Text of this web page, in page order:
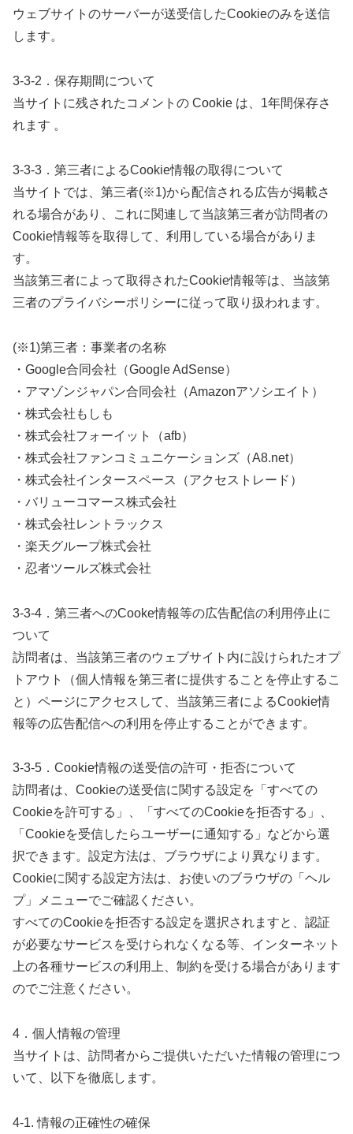
ウェブサイトのサーバーが送受信したCookieのみを送信
します。
3-3-2．保存期間について
当サイトに残されたコメントの Cookie は、1年間保存さ
れます 。
3-3-3．第三者によるCookie情報の取得について
当サイトでは、第三者(※1)から配信される広告が掲載さ
れる場合があり、これに関連して当該第三者が訪問者の
Cookie情報等を取得して、利用している場合がありま
す。
当該第三者によって取得されたCookie情報等は、当該第
三者のプライバシーポリシーに従って取り扱われます。
(※1)第三者：事業者の名称
・Google合同会社（Google AdSense）
・アマゾンジャパン合同会社（Amazonアソシエイト）
・株式会社もしも
・株式会社フォーイット（afb）
・株式会社ファンコミュニケーションズ（A8.net）
・株式会社インタースペース（アクセストレード）
・バリューコマース株式会社
・株式会社レントラックス
・楽天グループ株式会社
・忍者ツールズ株式会社
3-3-4．第三者へのCooke情報等の広告配信の利用停止に
ついて
訪問者は、当該第三者のウェブサイト内に設けられたオプ
トアウト（個人情報を第三者に提供することを停止するこ
と）ページにアクセスして、当該第三者によるCookie情
報等の広告配信への利用を停止することができます。
3-3-5．Cookie情報の送受信の許可・拒否について
訪問者は、Cookieの送受信に関する設定を「すべての
Cookieを許可する」、「すべてのCookieを拒否する」、
「Cookieを受信したらユーザーに通知する」などから選
択できます。設定方法は、ブラウザにより異なります。
Cookieに関する設定方法は、お使いのブラウザの「ヘル
プ」メニューでご確認ください。
すべてのCookieを拒否する設定を選択されますと、認証
が必要なサービスを受けられなくなる等、インターネット
上の各種サービスの利用上、制約を受ける場合があります
のでご注意ください。
4．個人情報の管理
当サイトは、訪問者からご提供いただいた情報の管理につ
いて、以下を徹底します。
4-1. 情報の正確性の確保